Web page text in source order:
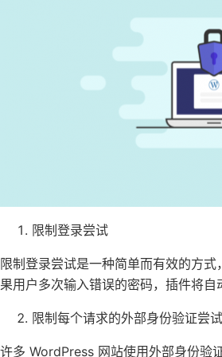
限制登录尝试
限制登录尝试是一种简单而有效的方
果用户多次输入错误的密码，插件将自
限制每个请求的外部身份验证尝试
许多 WordPress 网站使用外部身份验